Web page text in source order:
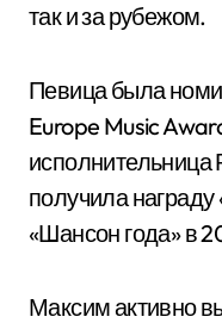
так и за рубежом.
Певица была
Europe Music
исполнительница
получила
«Шансон года» в
Максим активно